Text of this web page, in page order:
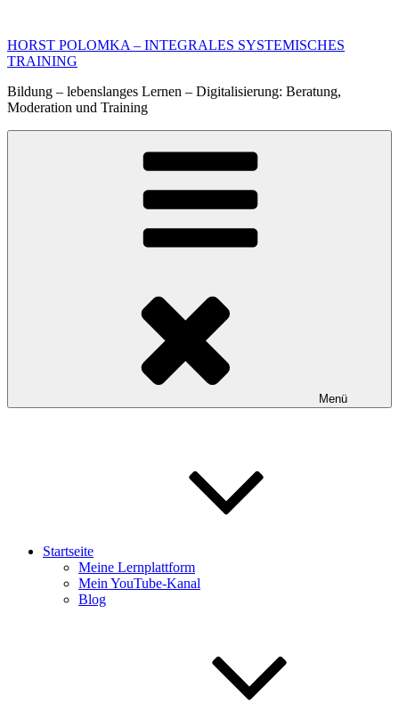
springen
HORST POLOMKA – INTEGRALES SYSTEMISCHES
TRAINING
Bildung – lebenslanges Lernen – Digitalisierung: Beratung,
Moderation und Training
Menü
Startseite
Meine Lernplattform
Mein YouTube-Kanal
Blog